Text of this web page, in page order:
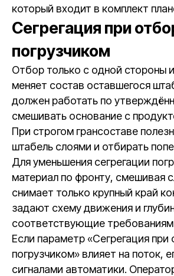
который входит в комплект
Сегрегация при
погрузчиком
Отбор только с одной стороны
меняет состав оставшегося
должен работать по
смешивать основание с
При строгом грансоставе
штабель слоями и отбирать
Для уменьшения сегрегации
материал по фронту, смешивая
снимает только крупный край
задают схему движения и
соответствующие
Если параметр «Сегрегация при
погрузчиком» влияет на поток,
сигналами автоматики.